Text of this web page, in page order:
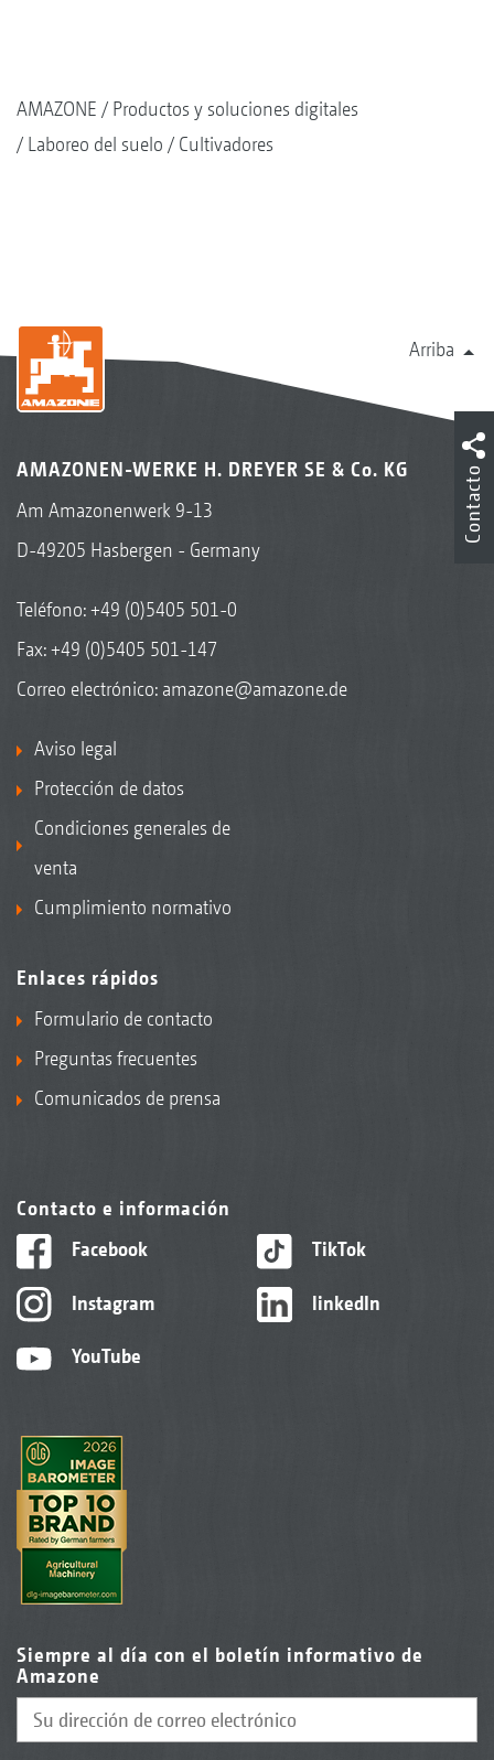
AMAZONE
Productos y soluciones digitales
Laboreo del suelo
Cultivadores
Arriba
AMAZONEN-WERKE H. DREYER SE & Co. KG
Am Amazonenwerk 9-13
D-49205 Hasbergen - Germany
Teléfono:+49 (0)5405 501-0
Fax: +49 (0)5405 501-147
Correo electrónico: amazone@amazone.de
Aviso legal
Protección de datos
Condiciones generales de
venta
Cumplimiento normativo
Enlaces rápidos
Formulario de contacto
Preguntas frecuentes
Comunicados de prensa
Contacto e información
Facebook
Instagram
YouTube
TikTok
linkedIn
Siempre al día con el boletín informativo de
Amazone
Contacto